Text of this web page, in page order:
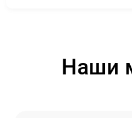
Наши